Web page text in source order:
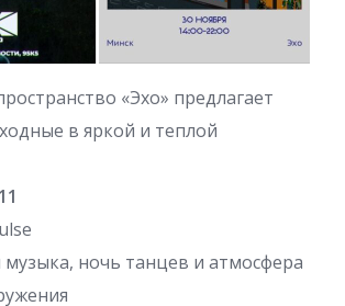
«Эхо» предлагает
в яркой и теплой
музыка, ночь танцев и атмосфера